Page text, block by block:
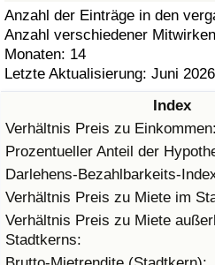
Anzahl der Einträge in den
Anzahl verschiedener
Monaten: 14
Letzte Aktualisierung: Juni 2026
Index
Verhältnis Preis zu Einkommen:
Prozentueller Anteil der
Darlehens-Bezahlbarkeits-
Verhältnis Preis zu Miete im
Verhältnis Preis zu Miete
Stadtkerns:
Gesundheitsversorgungs-
Umweltverschmutzung
Umweltverschmutzungs-
Verschmutzungsindex
Umweltverschmutzungs-
Verkehr